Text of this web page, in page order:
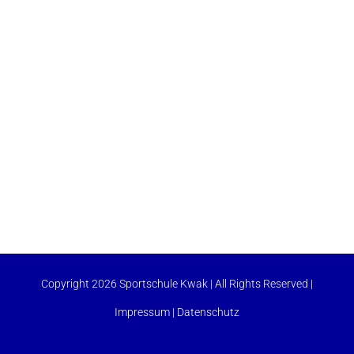
Copyright 2026 Sportschule Kwak | All Rights Reserved |
Impressum | Datenschutz